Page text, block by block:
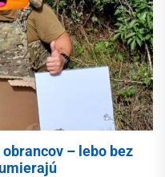
– lebo bez